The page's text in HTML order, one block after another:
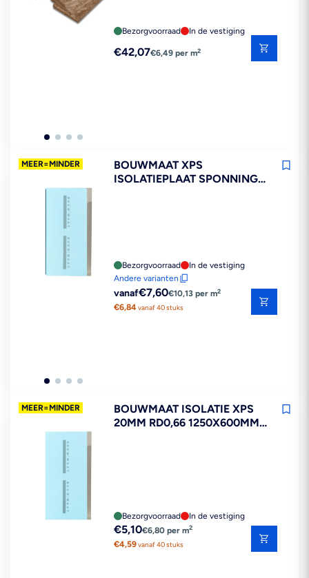
Bezorgvoorraad In de vestiging
Reguliere
€42,07€6,49 per m2
MEER=MINDER
BOUWMAAT XPS
ISOLATIEPLAAT SPONNING
Bezorgvoorraad
In de vestiging
Andere varianten
Reguliere
prijs
vanaf€7,60€10,13 per m2
€6,84vanaf 40 stuks
MEER=MINDER
BOUWMAAT ISOLATIE XPS
20MM RD0,66 1250X600MM
Bezorgvoorraad In de vestiging
Reguliere
prijs
€5,10€6,80 per m2
€4,59vanaf 40 stuks